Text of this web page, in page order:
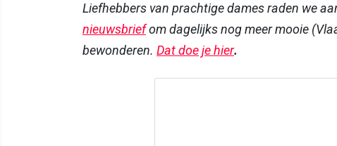
Liefhebbers van prachtige dames raden we
nieuwsbriefom dagelijks nog meer mooie
bewonderen. Dat doe je hier.